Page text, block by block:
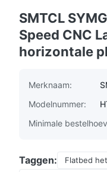
SMTCL
Speed CNC
horizontale
Merknaam:
Modelnummer:
Minimale
Taggen:
Flatbed